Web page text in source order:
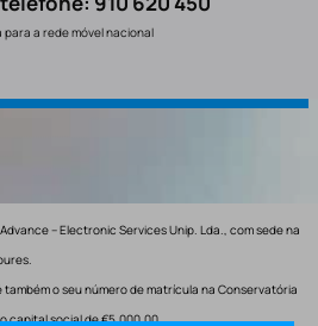
para a rede móvel nacional
– Electronic Services Unip. Lda., com sede na
também o seu número de matrícula na Conservatória
capital social de €5.000,00.